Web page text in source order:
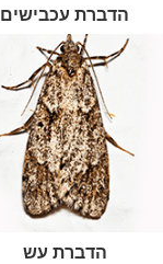
הדברת עכבישים
הדברת עש